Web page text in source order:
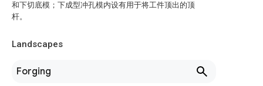
和下切底模；下成型冲孔模内设有用于将工件顶出的顶
杆。
Landscapes
Forging